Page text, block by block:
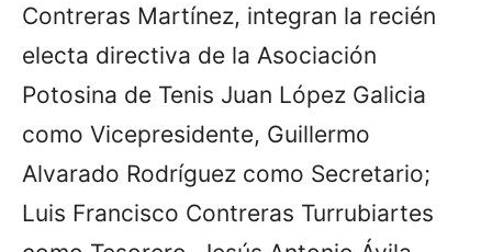
Contreras Martínez, integran la recién
electa directiva de la Asociación
Potosina de Tenis Juan López Galicia
como Vicepresidente, Guillermo
Alvarado Rodríguez como Secretario;
Luis Francisco Contreras Turrubiartes